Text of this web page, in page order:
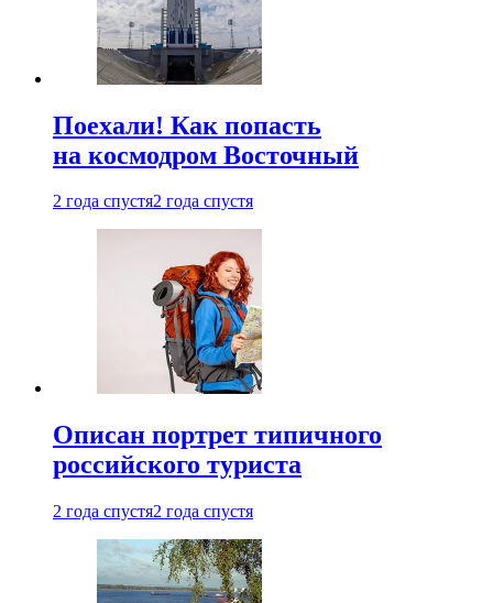
Поехали! Как попасть
на космодром Восточный
2 года спустя2 года спустя
Описан портрет типичного
российского туриста
2 года спустя2 года спустя